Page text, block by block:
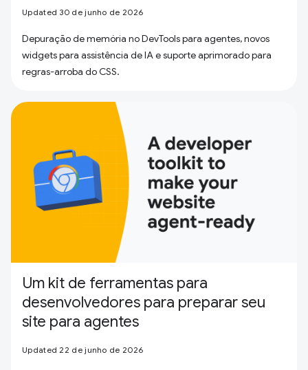
Updated 30 de junho de 2026
Depuração de memória no DevTools para agentes, novos
widgets para assistência de IA e suporte aprimorado para
regras-arroba do CSS.
Um kit de ferramentas para
desenvolvedores para preparar seu
site para agentes
Updated 22 de junho de 2026